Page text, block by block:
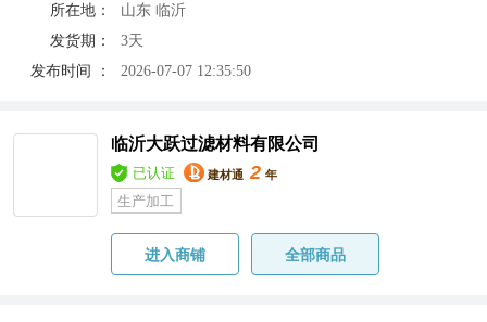
所在地：
山东 临沂
发货期：
3天
发布时间 ：
2026-07-07 12:35:50
临沂大跃过滤材料有限公司
已认证 建材通 2 年
生产加工
进入商铺 全部商品